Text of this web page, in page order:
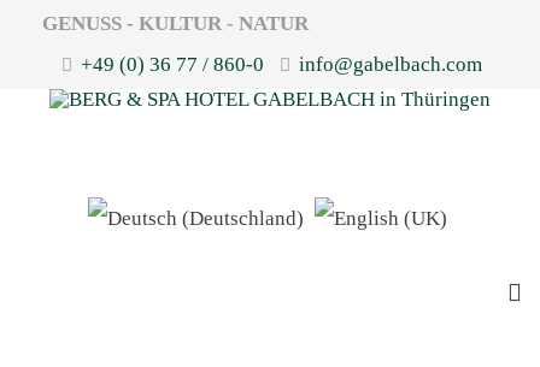
GENUSS - KULTUR - NATUR
+49 (0) 36 77 / 860-0
info@gabelbach.com